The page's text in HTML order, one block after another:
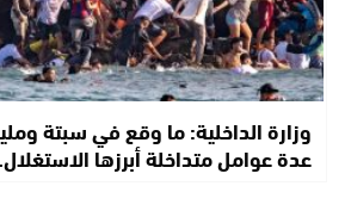
وزارة الداخلية: ما وقع في سبتة
عدة عوامل متداخلة أبرزها